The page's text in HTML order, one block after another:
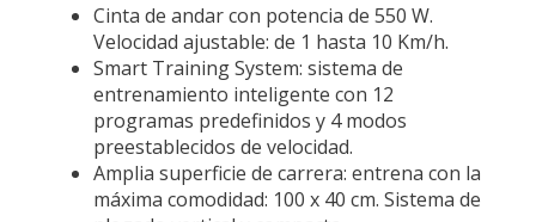
Cinta de andar con potencia de 550 W.
Velocidad ajustable: de 1 hasta 10 Km/h.
Smart Training System: sistema de
entrenamiento inteligente con 12
programas predefinidos y 4 modos
preestablecidos de velocidad.
Amplia superficie de carrera: entrena con la
máxima comodidad: 100 x 40 cm. Sistema de